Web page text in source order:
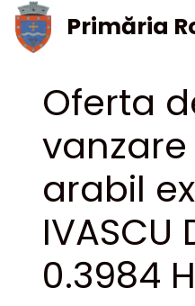
Sari
conținut
Primăria
Oferta
arabil
IVASCU
0.3984